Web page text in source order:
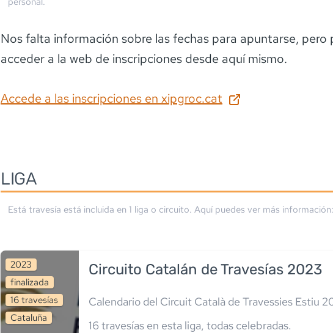
Nos falta información sobre las fechas para apuntarse, pero
acceder a la web de inscripciones desde aquí mismo.
Accede a las inscripciones en xipgroc.cat
LIGA
Está travesía está incluida en 1 liga o circuito. Aquí puedes ver más información:
2023
finalizada
16 travesías
Cataluña
Circuito Catalán de Travesías 2023
Calendario del Circuit Català de Travessies Estiu
16 travesías en esta liga, todas celebradas.